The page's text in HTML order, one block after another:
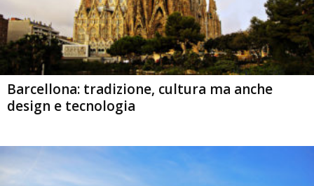
Barcellona: tradizione, cultura ma anche
design e tecnologia